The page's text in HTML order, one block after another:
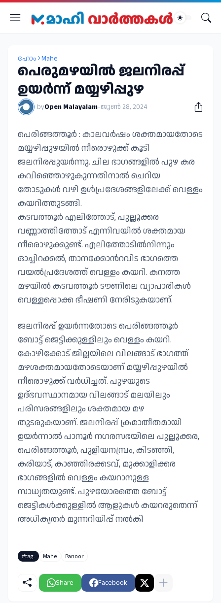
ഹോം Mahe
പെരുമഴയിൽ ജലനിരപ്പ്
ഉയർന്ന് മയ്യഴിപ്പുഴ
byOpen Malayalam-ജൂൺ 28, 2024
പെരിങ്ങത്തൂർ : കാലവർഷം ശക്തമായതോടെ
മയ്യഴിപ്പുഴയിൽ നീരൊഴുക്ക് കൂടി
ജലനിരപ്പുയർന്നു. ചില ഭാഗങ്ങളിൽ പുഴ കര
കവിഞ്ഞൊഴുകുന്നതിനാൽ ചെറിയ
തോടുകൾ വഴി ഉൾപ്രദേശങ്ങളിലേക്ക് വെള്ളം
കയറിത്തുടങ്ങി.
കടവത്തൂർ എലിത്തോട്, പുല്ലൂക്കര
വണ്ണാത്തിത്തോട് എന്നിവയിൽ ശക്തമായ
നീരൊഴുക്കുണ്ട്. എലിത്തോടിൽനിന്നും
ഓച്ചിറക്കൽ, താനക്കോൻറവിട ഭാഗത്തെ
വയൽപ്രദേശത്ത് വെള്ളം കയറി. കനത്ത
മഴയിൽ കടവത്തൂർ ടൗണിലെ വ്യാപാരികൾ
വെള്ളപ്പൊക്ക ഭീഷണി നേരിടുകയാണ്.
ജലനിരപ്പ് ഉയർന്നതോടെ പെരിങ്ങത്തൂർ
ബോട്ട് ജെട്ടിക്കുള്ളിലും വെള്ളം കയറി.
കോഴിക്കോട് ജില്ലയിലെ വിലങ്ങാട് ഭാഗത്ത്
മഴശക്തമായതോടെയാണ് മയ്യഴിപ്പുഴയിൽ
നീരൊഴുക്ക് വർധിച്ചത്. പുഴയുടെ
ഉദ്‌ഭവസ്ഥാനമായ വിലങ്ങാട് മലയിലും
പരിസരങ്ങളിലും ശക്തമായ മഴ
തുടരുകയാണ്. ജലനിരപ്പ് ക്രമാതീതമായി
ഉയർന്നാൽ പാനൂർ നഗരസഭയിലെ പുല്ലൂക്കര,
പെരിങ്ങത്തൂർ, പുളിയനമ്പ്രം, കിടഞ്ഞി,
കരിയാട്, കാഞ്ഞിരക്കടവ്, മുക്കാളിക്കര
ഭാഗങ്ങളിൽ വെള്ളം കയറാനുള്ള
സാധ്യതയുണ്ട്. പുഴയോരത്തെ ബോട്ട്
ജെട്ടികൾക്കുള്ളിൽ ആളുകൾ കയറരുതെന്ന്
അധികൃതർ മുന്നറിയിപ്പ് നൽകി
#tag: Mahe Panoor
Share Facebook